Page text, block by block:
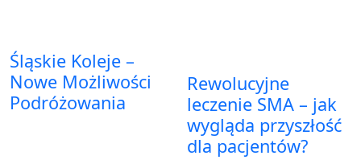
Śląskie Koleje –
Nowe Możliwości
Podróżowania
Rewolucyjne
leczenie SMA – jak
wygląda przyszłość
dla pacjentów?